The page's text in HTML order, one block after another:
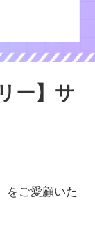
ー】サ
をご愛顧いた